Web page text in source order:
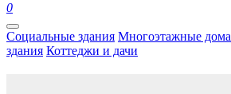
0
Социальные здания Многоэтажные дома
здания Коттеджи и дачи